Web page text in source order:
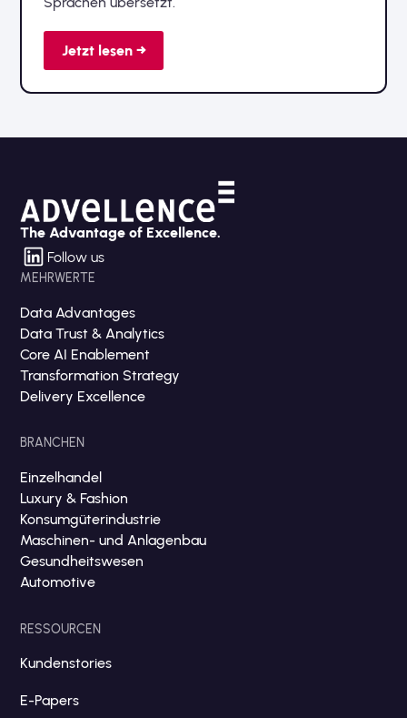
Jetzt lesen →
The Advantage of Excellence.
Follow us
MEHRWERTE
Data Advantages
Data Trust & Analytics
Core AI Enablement
Transformation Strategy
Delivery Excellence
BRANCHEN
Einzelhandel
Luxury & Fashion
Konsumgüterindustrie
Maschinen- und Anlagenbau
Gesundheitswesen
Automotive
RESSOURCEN
Kundenstories
E-Papers